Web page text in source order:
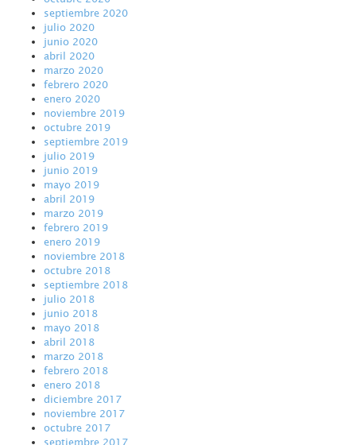
septiembre 2020
julio 2020
junio 2020
abril 2020
marzo 2020
febrero 2020
enero 2020
noviembre 2019
octubre 2019
septiembre 2019
julio 2019
junio 2019
mayo 2019
abril 2019
marzo 2019
febrero 2019
enero 2019
noviembre 2018
octubre 2018
septiembre 2018
julio 2018
junio 2018
mayo 2018
abril 2018
marzo 2018
febrero 2018
enero 2018
diciembre 2017
noviembre 2017
octubre 2017
septiembre 2017